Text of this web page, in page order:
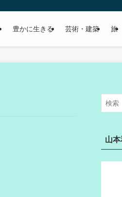
豊かに生きる 芸術・建築 旅
山